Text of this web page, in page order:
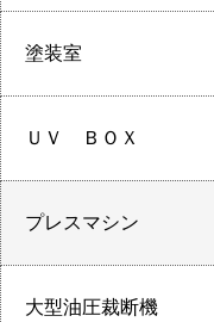
塗装室
ＵＶ ＢＯＸ
プレスマシン
大型油圧裁断機